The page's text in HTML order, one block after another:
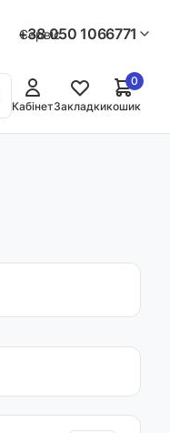
Сервіс
+38 050 1066771
КабінетЗакладкикошик
0